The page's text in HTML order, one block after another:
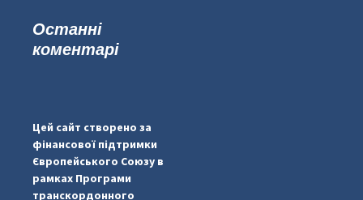
Останні
коментарі
Цей сайт створено за
фінансової підтримки
Європейського Союзу в
рамках Програми
транскордонного